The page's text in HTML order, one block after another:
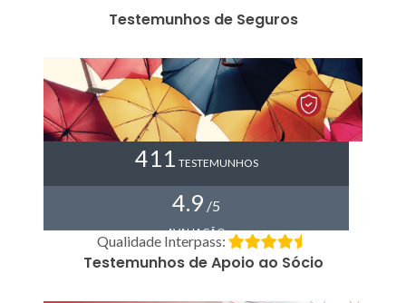
Testemunhos de Seguros
411 TESTEMUNHOS
4.9 /5
AVALIAÇÃO
Qualidade Interpass:
Testemunhos de Apoio ao Sócio